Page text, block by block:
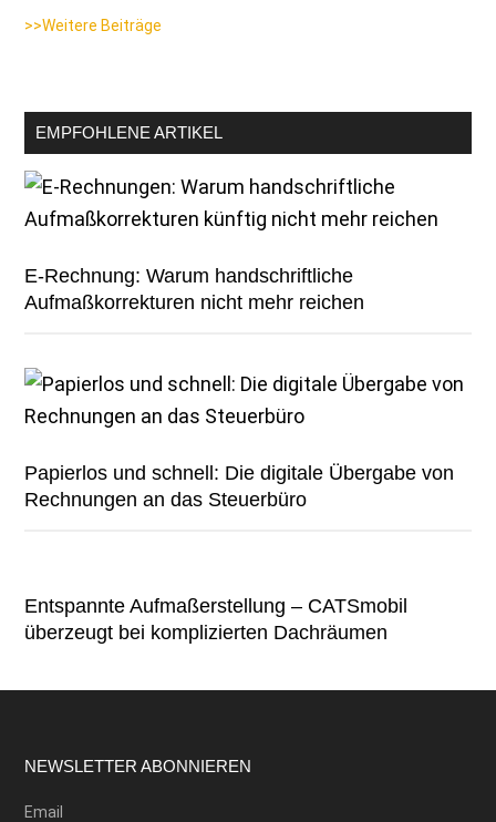
>>Weitere Beiträge
EMPFOHLENE ARTIKEL
E-Rechnung: Warum handschriftliche
Aufmaßkorrekturen nicht mehr reichen
Papierlos und schnell: Die digitale Übergabe von
Rechnungen an das Steuerbüro
Entspannte Aufmaßerstellung – CATSmobil
überzeugt bei komplizierten Dachräumen
Footer
NEWSLETTER ABONNIEREN
Email